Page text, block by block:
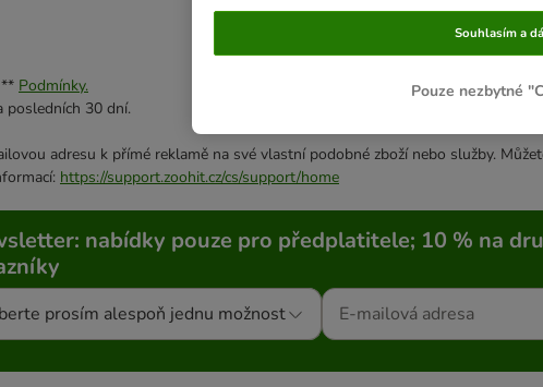
Podmínky.
posledních 30 dní.
adresu k přímé reklamě na své vlastní podobné zboží nebo služby.
https://support.zoohit.cz/cs/support/home
nabídky pouze pro předplatitele; 10 % na
prosím alespoň jednu možnost
Pouze nezbytné
Souhlasím a